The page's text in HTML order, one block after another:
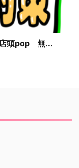
頭pop 無...